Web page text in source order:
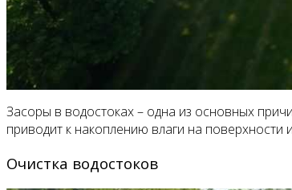
Засоры в водостоках – одна из основных
приводит к накоплению влаги на
Очистка водостоков